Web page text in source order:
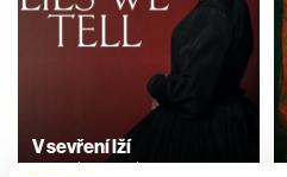
V sevření lží